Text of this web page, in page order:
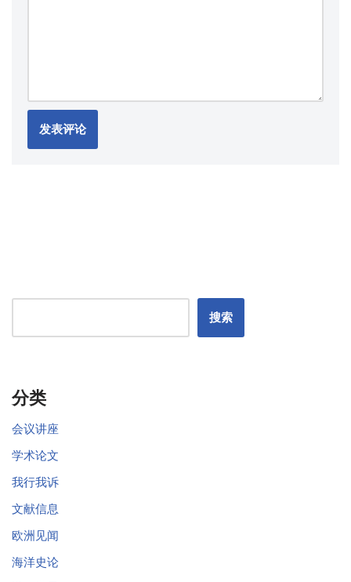
搜索
分类
会议讲座
学术论文
我行我诉
文献信息
欧洲见闻
海洋史论